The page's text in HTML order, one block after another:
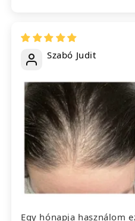
Szabó Judit
Egy hónapja használom